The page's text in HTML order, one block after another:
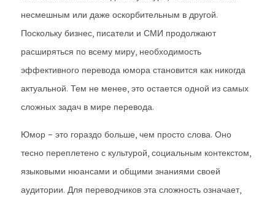
несмешным или даже оскорбительным в другой.
Поскольку бизнес, писатели и СМИ продолжают
расширяться по всему миру, необходимость
эффективного перевода юмора становится как никогда
актуальной. Тем не менее, это остается одной из самых
сложных задач в мире перевода.
Юмор – это гораздо больше, чем просто слова. Оно
тесно переплетено с культурой, социальным контекстом,
языковыми нюансами и общими знаниями своей
аудитории. Для переводчиков эта сложность означает,